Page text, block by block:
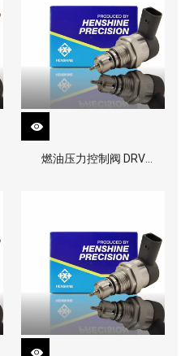
燃油压力控制阀 DRV